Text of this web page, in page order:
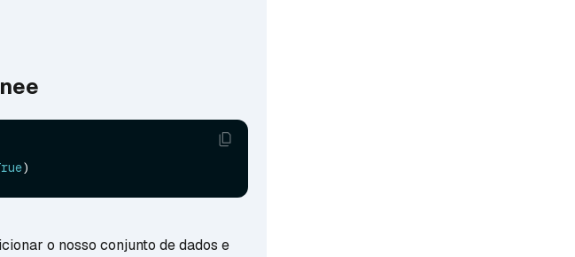
o nosso conjunto de dados e